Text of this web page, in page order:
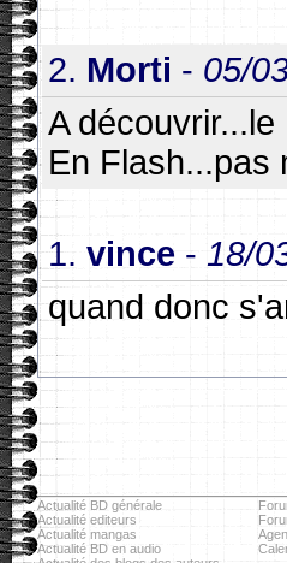
2. Morti - 05/
A
En Flash...pas
1. vince - 18/
quand donc
Actualité BD générale
Actualité editeurs
Actualité mangas
Actualité BD en audio